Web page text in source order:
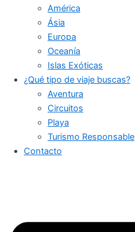
América
Ásia
Europa
Oceanía
Islas Exóticas
¿Qué tipo de viaje buscas?
Aventura
Circuitos
Playa
Turismo Responsable
Contacto